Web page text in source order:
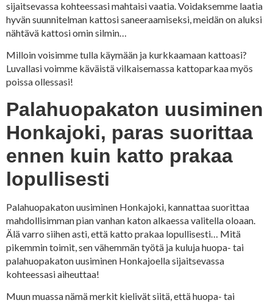
sijaitsevassa kohteessasi mahtaisi vaatia. Voidaksemme laatia
hyvän suunnitelman kattosi saneeraamiseksi, meidän on aluksi
nähtävä kattosi omin silmin…
Milloin voisimme tulla käymään ja kurkkaamaan kattoasi?
Luvallasi voimme käväistä vilkaisemassa kattoparkaa myös
poissa ollessasi!
Palahuopakaton uusiminen
Honkajoki, paras suorittaa
ennen kuin katto prakaa
lopullisesti
Palahuopakaton uusiminen Honkajoki, kannattaa suorittaa
mahdollisimman pian vanhan katon alkaessa valitella oloaan.
Älä varro siihen asti, että katto prakaa lopullisesti… Mitä
pikemmin toimit, sen vähemmän työtä ja kuluja huopa- tai
palahuopakaton uusiminen Honkajoella sijaitsevassa
kohteessasi aiheuttaa!
Muun muassa nämä merkit kielivät siitä, että huopa- tai